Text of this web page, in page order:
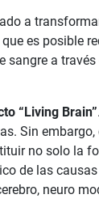
a
es posible
a
“Living Brain”
Sin
no solo la
de las
neuro